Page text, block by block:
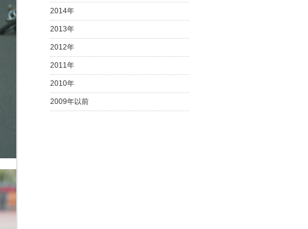
2014年
2013年
2012年
2011年
2010年
2009年以前